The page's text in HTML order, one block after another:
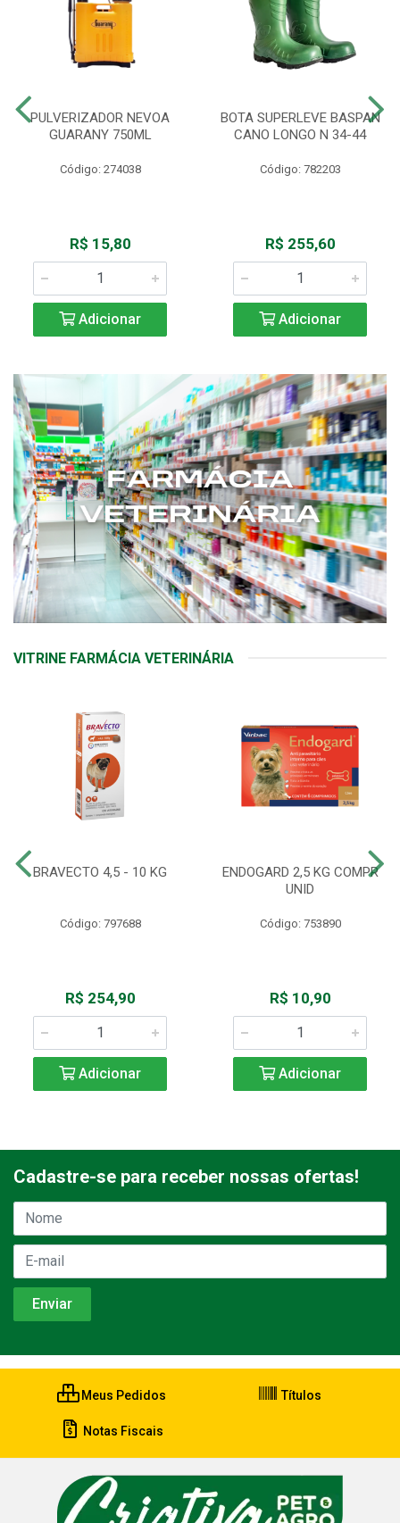
PULVERIZADOR NEVOA
GUARANY 750ML
Código: 274038
R$ 15,80
Adicionar
BOTA SUPERLEVE BASPAN
CANO LONGO N 34-44
Código: 782203
R$ 255,60
Adicionar
VITRINE FARMÁCIA VETERINÁRIA
BRAVECTO 4,5 - 10 KG
Código: 797688
R$ 254,90
Adicionar
ENDOGARD 2,5 KG COMPR
UNID
Código: 753890
R$ 10,90
Adicionar
Cadastre-se para receber nossas ofertas!
Meus Pedidos Títulos
Notas Fiscais